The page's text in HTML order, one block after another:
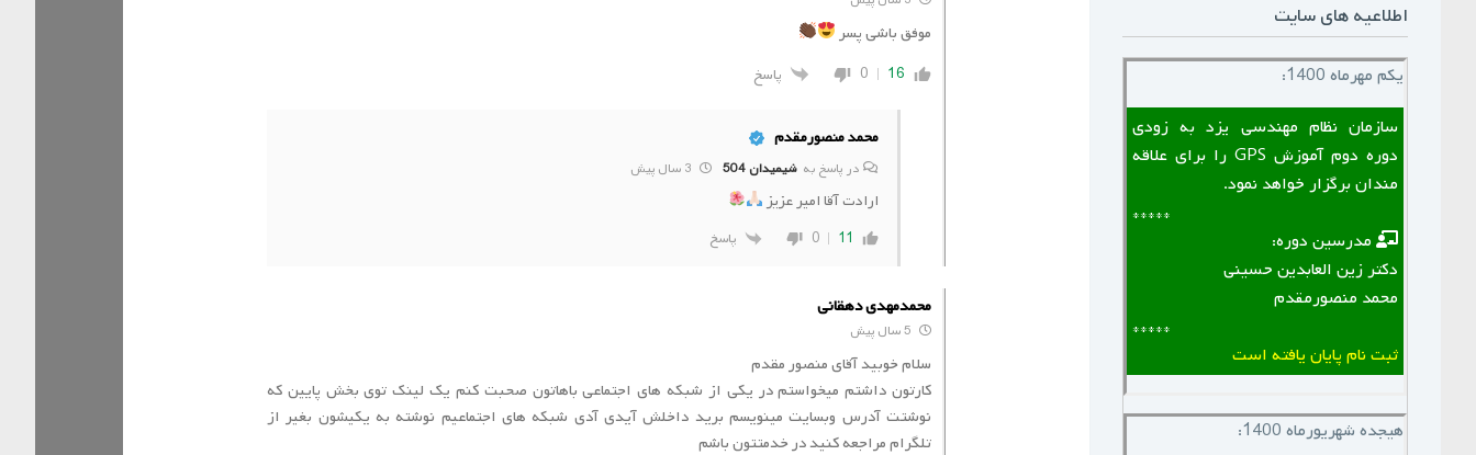
اطلاعیه های سایت
یکم مهرماه 1400:
سازمان نظام مهندسی یزد به زودی
دوره دوم آموزش GPS را برای علاقه
مندان برگزار خواهد نمود.
*****
‌ ‌ مدرسین دوره:
دکتر زین العابدین حسینی
محمد منصورمقدم
*****
ثبت نام پایان یافته است
هیجده شهریورماه 1400:
موفق باشی پسر
16
0 پاسخ
محمد منصورمقدم
در پاسخ بهشیمیدان 504
ارادت آقا امیر عزیز
11
0 پاسخ
محمدمهدی دهقانی
سلام خوبید آقای منصور مقدم
کارتون داشتم میخواستم در یکی از شبکه های اجتماعی باهاتون صحبت کنم یک لینک توی بخش پایین که
نوشتت آدرس وبسایت مینویسم برید داخلش آیدی آدی شبکه های اجتماعیم نوشته به یکیشون بغیر از
تلگرام مراجعه کنید در خدمتتون باشم